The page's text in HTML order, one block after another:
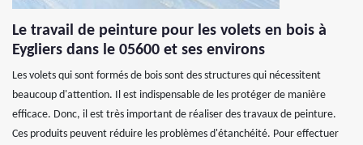
Le travail de peinture pour les volets en bois à
Eygliers dans le 05600 et ses environs
Les volets qui sont formés de bois sont des structures qui nécessitent
beaucoup d'attention. Il est indispensable de les protéger de manière
efficace. Donc, il est très important de réaliser des travaux de peinture.
Ces produits peuvent réduire les problèmes d'étanchéité. Pour effectuer